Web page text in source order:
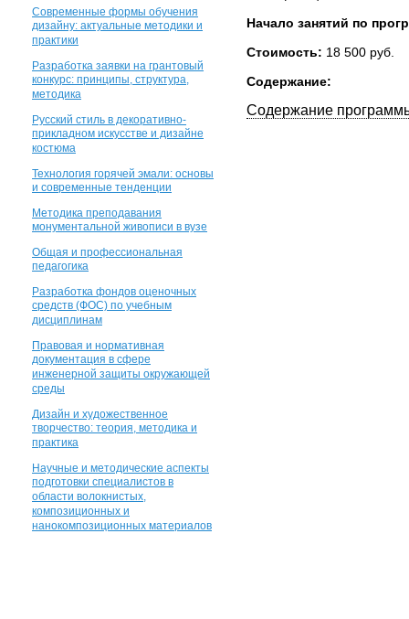
Современные формы обучения
дизайну: актуальные методики и
практики
Разработка заявки на грантовый
конкурс: принципы, структура,
методика
Русский стиль в декоративно-
прикладном искусстве и дизайне
костюма
Технология горячей эмали: основы
и современные тенденции
Методика преподавания
монументальной живописи в вузе
Общая и профессиональная
педагогика
Разработка фондов оценочных
средств (ФОС) по учебным
дисциплинам
Правовая и нормативная
документация в сфере
инженерной защиты окружающей
среды
Дизайн и художественное
творчество: теория, методика и
практика
Научные и методические аспекты
подготовки специалистов в
области волокнистых,
композиционных и
нанокомпозиционных материалов
Начало занятий по
Стоимость: 18 500 руб.
Содержание:
Содержание